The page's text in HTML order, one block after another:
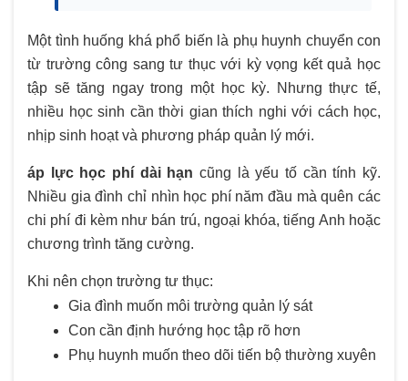
Một tình huống khá phổ biến là phụ huynh chuyển con
từ trường công sang tư thục với kỳ vọng kết quả học
tập sẽ tăng ngay trong một học kỳ. Nhưng thực tế,
nhiều học sinh cần thời gian thích nghi với cách học,
nhịp sinh hoạt và phương pháp quản lý mới.
áp lực học phí dài hạn cũng là yếu tố cần tính kỹ.
Nhiều gia đình chỉ nhìn học phí năm đầu mà quên các
chi phí đi kèm như bán trú, ngoại khóa, tiếng Anh hoặc
chương trình tăng cường.
Khi nên chọn trường tư thục:
Gia đình muốn môi trường quản lý sát
Con cần định hướng học tập rõ hơn
Phụ huynh muốn theo dõi tiến bộ thường xuyên